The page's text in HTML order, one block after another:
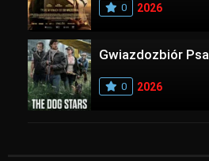
0 2026
Gwiazdozbiór Psa
0 2026